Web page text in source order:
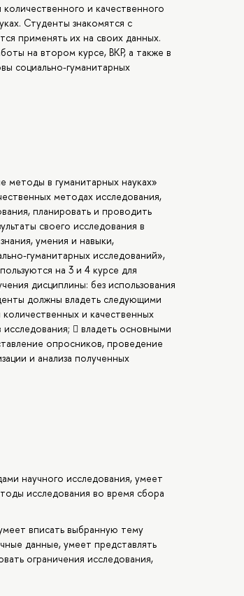
и качественного
Студенты знакомятся с
применять их на своих данных.
на втором курсе, ВКР, а также в
социально-гуманитарных
методы в гуманитарных науках»
методах исследования,
планировать и проводить
своего исследования в
умения и навыки,
гуманитарных исследований»,
на 3 и 4 курсе для
дисциплины: без использования
должны владеть следующими
и качественных
 владеть основными
опросников, проведение
и анализа полученных
научного исследования, умеет
исследования во время сбора
вписать выбранную тему
данные, умеет представлять
ограничения исследования,